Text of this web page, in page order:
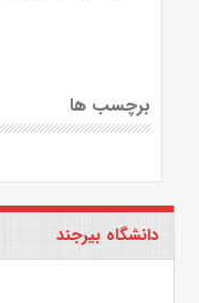
برچسب ها
دانشگاه بیرجند